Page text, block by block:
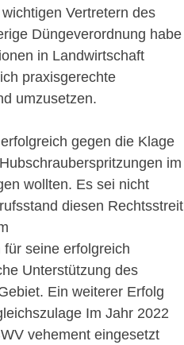
Vertretern des
Düngeverordnung habe
in Landwirtschaft
praxisgerechte
umzusetzen.
gegen die Klage
im
wollten. Es sei nicht
diesen Rechtsstreit
seine erfolgreich
Unterstützung des
Ein weiterer Erfolg
Im Jahr 2022
vehement eingesetzt